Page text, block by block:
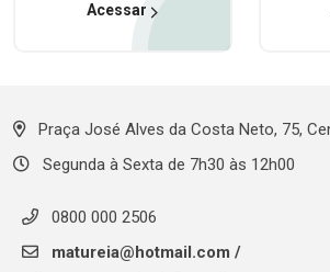
Acessar
Praça José Alves da Costa Neto, 75,
Segunda à Sexta de 7h30 às 12h00
0800 000 2506
matureia@hotmail.com /